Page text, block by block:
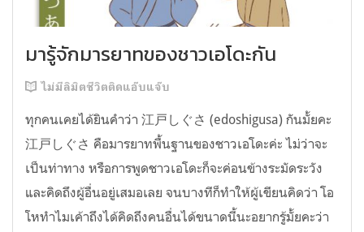
มารู้จักมารยาทของชาวเอโดะกัน
ไม่มีลิมิตชีวิตติดแอ๊บแจ๊บ
ทุกคนเคยได้ยินคำว่า 江戸しぐさ (edoshigusa) กันมั้ยคะ
江戸しぐさ คือมารยาทพื้นฐานของชาวเอโดะค่ะ ไม่ว่าจะ
เป็นท่าทาง หรือการพูดชาวเอโดะก็จะค่อนข้างระมัดระวัง
และคิดถึงผู้อื่นอยู่เสมอเลย จนบางทีก็ทำให้ผู้เขียนคิดว่า โอ
โหทำไมเค้าถึงได้คิดถึงคนอื่นได้ขนาดนี้นะอยากรู้มั้ยคะว่า